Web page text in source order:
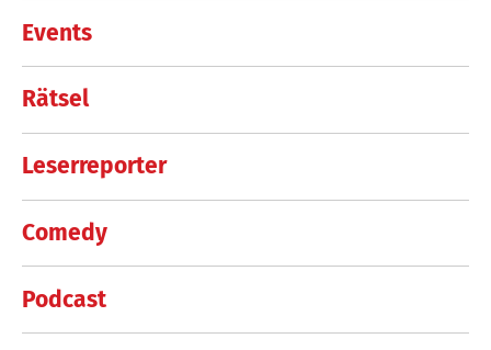
Events
Rätsel
Leserreporter
Comedy
Podcast